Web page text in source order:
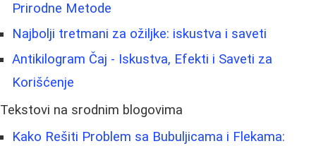
Prirodne Metode
Najbolji tretmani za ožiljke: iskustva i saveti
Antikilogram Čaj - Iskustva, Efekti i Saveti za
Korišćenje
Tekstovi na srodnim blogovima
Kako Rešiti Problem sa Bubuljicama i Flekama: